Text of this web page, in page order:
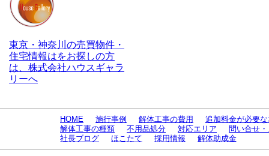
東京・神奈川の売買物件・
住宅情報はをお探しの方
は、株式会社ハウスギャラ
リーへ
HOME 施行事例 解体工事の費用
追加料金が必要
解体工事の種類
不用品処分 対応エリア
問い合せ
社長ブログ
ほこたて 採用情報 解体助成金